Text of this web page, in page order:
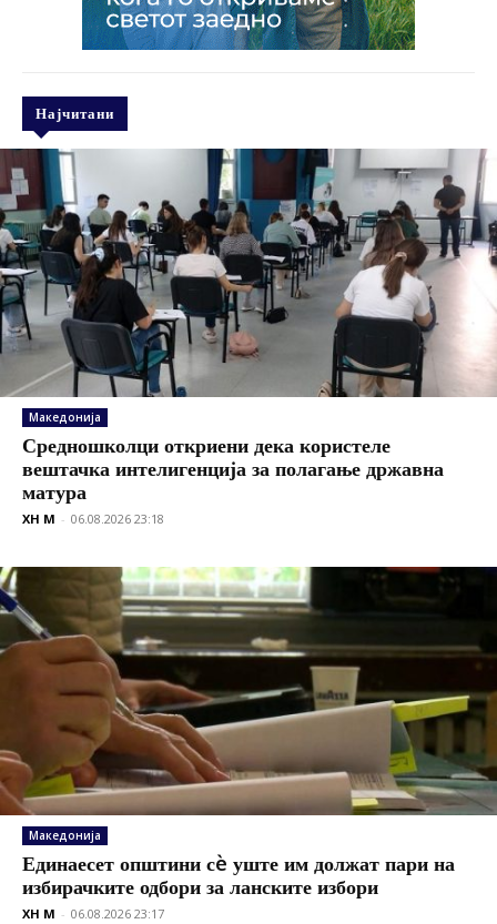
Најчитани
Македонија
Средношколци откриени дека користеле
вештачка интелигенција за полагање државна
матура
XH M - 06.08.2026 23:18
Македонија
Единаесет општини сè уште им должат пари на
избирачките одбори за ланските избори
XH M - 06.08.2026 23:17